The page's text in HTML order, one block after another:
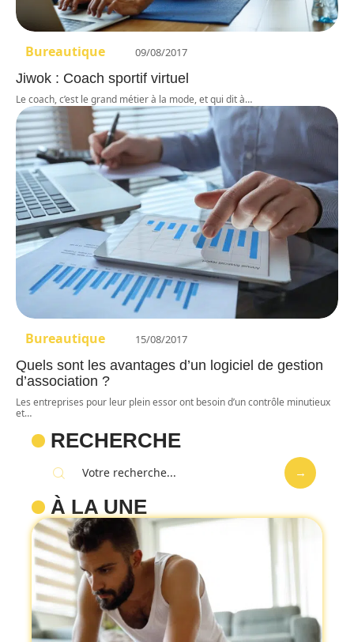
Bureautique 09/08/2017
Jiwok : Coach sportif virtuel
Le coach, c’est le grand métier à la mode, et qui dit à…
Bureautique 15/08/2017
Quels sont les avantages d’un logiciel de gestion
d’association ?
Les entreprises pour leur plein essor ont besoin d’un contrôle minutieux
et…
RECHERCHE
À LA UNE